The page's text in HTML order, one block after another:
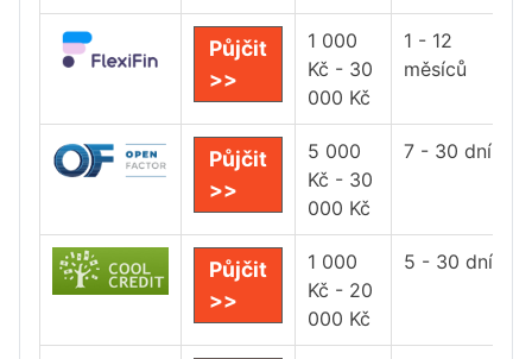
Půjčit
>>
1 000
Kč - 30
000 Kč
1 - 12
měsíců
Půjčit
>>
5 000
Kč - 30
000 Kč
7 - 30 dní
Půjčit
>>
1 000
Kč - 20
000 Kč
5 - 30 dní